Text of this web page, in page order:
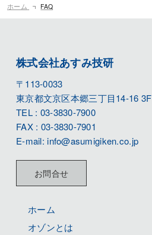
ホーム FAQ
株式会社あすみ技研
〒113-0033
東京都文京区本郷三丁目14-16 3F
TEL : 03-3830-7900
FAX : 03-3830-7901
E-mail: info@asumigiken.co.jp
お問合せ
ホーム
オゾンとは